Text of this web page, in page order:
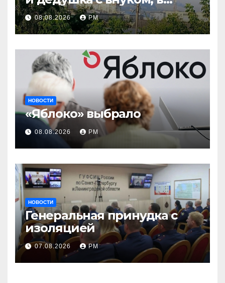
Поволжье и на Кубани
вновь горят НПЗ
08.08.2026 РМ
НОВОСТИ
«Яблоко» выбрало
08.08.2026 РМ
НОВОСТИ
Генеральная принудка с
изоляцией
07.08.2026 РМ